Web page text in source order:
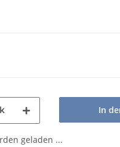
In
geladen ...